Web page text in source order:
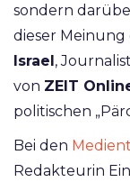
sondern
dieser Meinung
Israel,
von ZEIT
politischen
Bei den
Redakteurin